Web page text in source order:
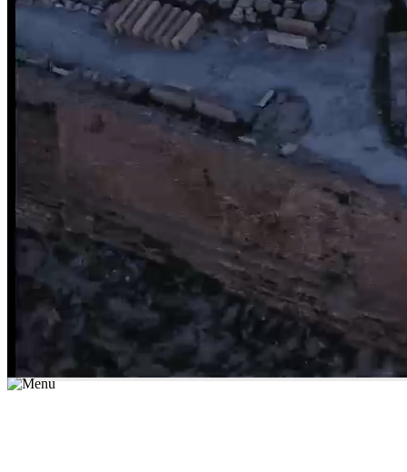
כל הזכויות שמורות 2026 © Lessoons
חיפוש
מצאו מורה עכשיו *יש לבחור נושא לימוד / עיר מהרשימה שבשדה החיפוש
הצטרפות מורים פרטיים מצא מורה
הצטרפות מורים פרטיים התחברות